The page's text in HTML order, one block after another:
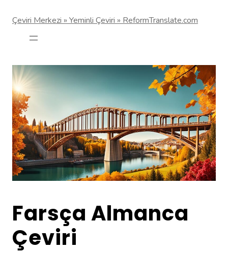
Çeviri Merkezi » Yeminli Çeviri » ReformTranslate.com
Farsça Almanca
Çeviri